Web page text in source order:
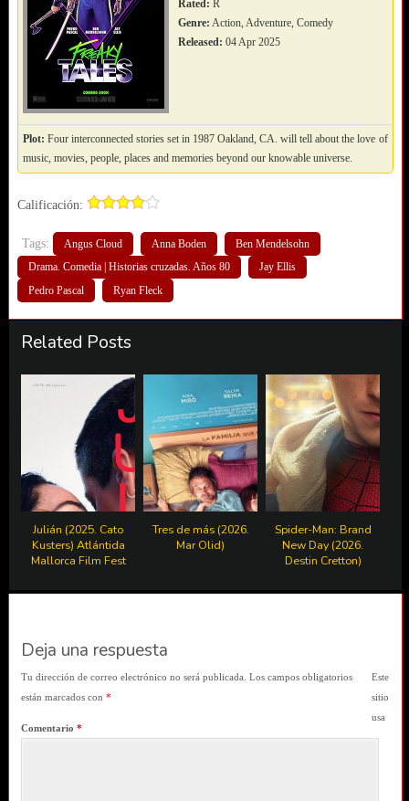
Rated: R
Genre: Action, Adventure, Comedy
Released: 04 Apr 2025
Plot: Four interconnected stories set in 1987 Oakland, CA. will tell about the love of
music, movies, people, places and memories beyond our knowable universe.
Calificación:
Tags: Angus Cloud Anna Boden
Ben Mendelsohn
Drama. Comedia | Historias cruzadas. Años 80
Jay Ellis
Pedro Pascal
Ryan Fleck
Related Posts
Julián (2025. Cato
Kusters) Atlántida
Mallorca Film Fest
Tres de más (2026.
Mar Olid)
Spider-Man: Brand
New Day (2026.
Destin Cretton)
Deja una respuesta
Tu dirección de correo electrónico no será publicada. Los campos obligatorios
están marcados con *
Comentario *
Este
sitio
usa